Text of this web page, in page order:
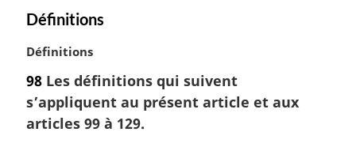
Définitions
N
t
e
m
Définitions
98 Les définitions qui suivent
s’appliquent au présent article et aux
articles 99 à 129.